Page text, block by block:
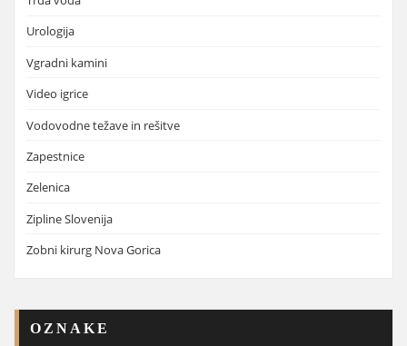
Urologija
Vgradni kamini
Video igrice
Vodovodne težave in rešitve
Zapestnice
Zelenica
Zipline Slovenija
Zobni kirurg Nova Gorica
OZNAKE